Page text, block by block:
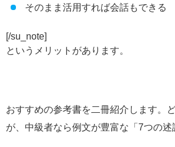
そのまま活用すれば会話もできる
[/su_note]
というメリットがあります。
おすすめの参考書を二冊紹介します。
が、中級者なら例文が豊富な「7つの述